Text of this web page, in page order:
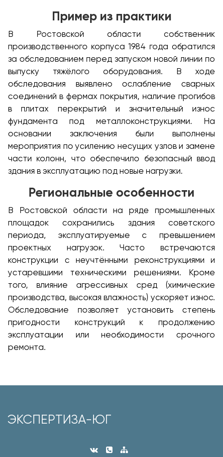
Пример из практики
В Ростовской области собственник
производственного корпуса 1984 года обратился
за обследованием перед запуском новой линии по
выпуску тяжёлого оборудования. В ходе
обследования выявлено ослабление сварных
соединений в фермах покрытия, наличие прогибов
в плитах перекрытий и значительный износ
фундамента под металлоконструкциями. На
основании заключения были выполнены
мероприятия по усилению несущих узлов и замене
части колонн, что обеспечило безопасный ввод
здания в эксплуатацию под новые нагрузки.
Региональные особенности
В Ростовской области на ряде промышленных
площадок сохранились здания советского
периода, эксплуатируемые с превышением
проектных нагрузок. Часто встречаются
конструкции с неучтёнными реконструкциями и
устаревшими техническими решениями. Кроме
того, влияние агрессивных сред (химические
производства, высокая влажность) ускоряет износ.
Обследование позволяет установить степень
пригодности конструкций к продолжению
эксплуатации или необходимости срочного
ремонта.
ЭКСПЕРТИЗА-ЮГ